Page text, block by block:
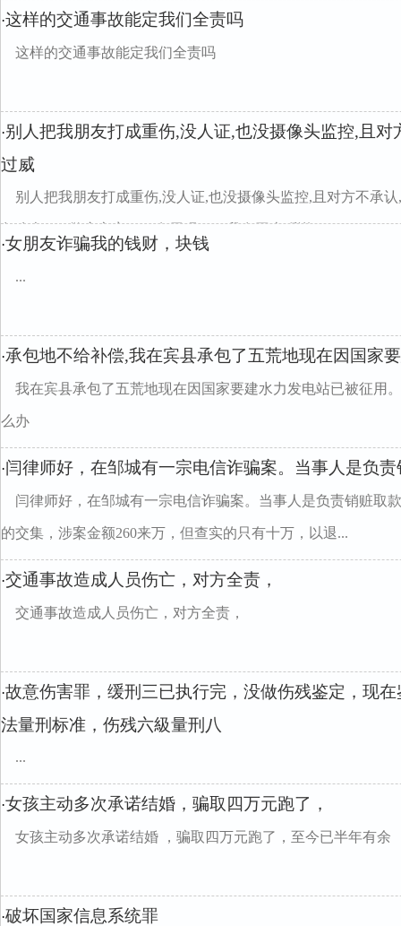
·这样的交通事故能定我们全责吗
这样的交通事故能定我们全责吗
·别人把我朋友打成重伤,没人证,也没摄像头监控,且
过威
别人把我朋友打成重伤,没人证,也没摄像头监控,且对方不承
怎么办？1.警察立案了，有用吗？（我在网上听说...
·女朋友诈骗我的钱财，块钱
...
·承包地不给补偿,我在宾县承包了五荒地现在因国家
我在宾县承包了五荒地现在因国家要建水力发电站已被征用
么办
·闫律师好，在邹城有一宗电信诈骗案。当事人是负
闫律师好，在邹城有一宗电信诈骗案。当事人是负责销赃取
的交集，涉案金额260来万，但查实的只有十万，以退...
·交通事故造成人员伤亡，对方全责，
交通事故造成人员伤亡，对方全责，
·故意伤害罪，缓刑三已执行完，没做伤残鉴定，现
法量刑标准，伤残六級量刑八
...
·女孩主动多次承诺结婚，骗取四万元跑了，
女孩主动多次承诺结婚 ，骗取四万元跑了，至今已半年有余
·破坏国家信息系统罪